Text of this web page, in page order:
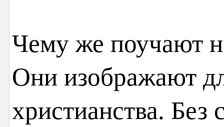
Чему же поучают
Они изображают
христианства. Без